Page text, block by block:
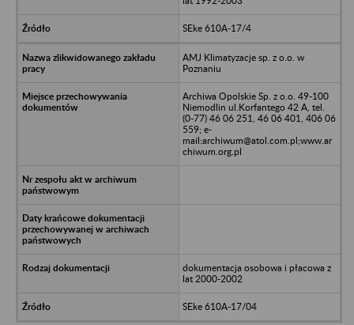
SEke 610A-17/4
AMJ Klimatyzacje sp. z o.o. w
Poznaniu
Archiwa Opolskie Sp. z o.o. 49-100
Niemodlin ul.Korfantego 42 A, tel.
(0-77) 46 06 251, 46 06 401, 406 06
559; e-
mail:archiwum@atol.com.pl;www.ar
chiwum.org.pl
dokumentacja osobowa i płacowa z
lat 2000-2002
SEke 610A-17/04